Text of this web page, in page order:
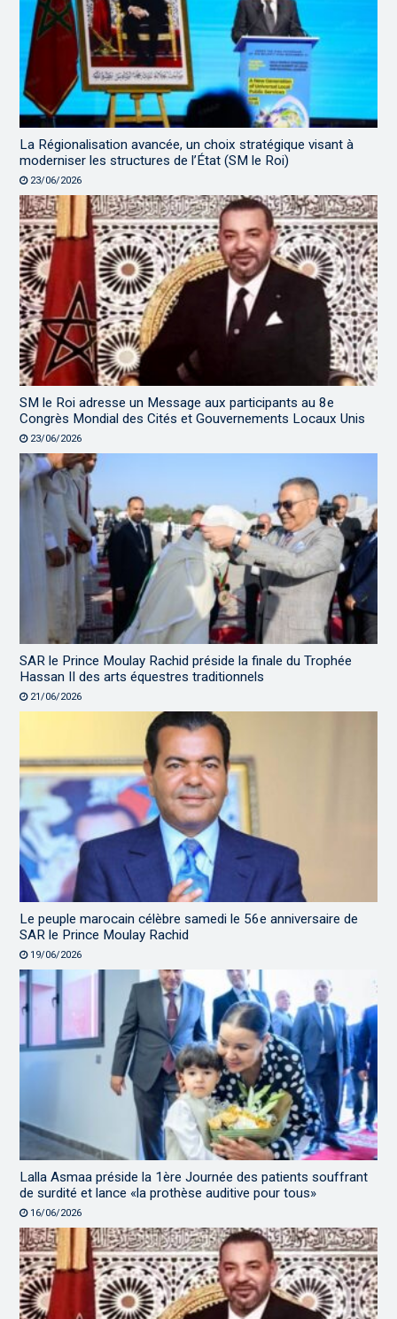
La Régionalisation avancée, un choix stratégique visant à
moderniser les structures de l’État (SM le Roi)
23/06/2026
SM le Roi adresse un Message aux participants au 8e
Congrès Mondial des Cités et Gouvernements Locaux Unis
23/06/2026
SAR le Prince Moulay Rachid préside la finale du Trophée
Hassan II des arts équestres traditionnels
21/06/2026
Le peuple marocain célèbre samedi le 56e anniversaire de
SAR le Prince Moulay Rachid
19/06/2026
Lalla Asmaa préside la 1ère Journée des patients souffrant
de surdité et lance «la prothèse auditive pour tous»
16/06/2026